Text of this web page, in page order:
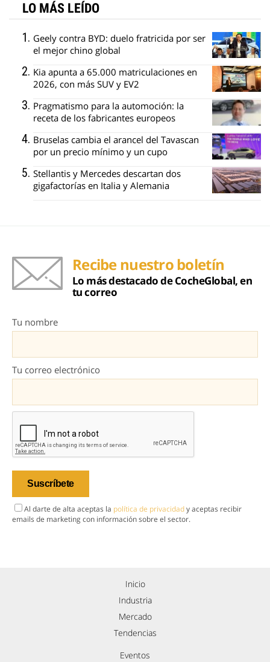
LO MÁS LEÍDO
Geely contra BYD: duelo fratricida por ser
el mejor chino global
Kia apunta a 65.000 matriculaciones en
2026, con más SUV y EV2
Pragmatismo para la automoción: la
receta de los fabricantes europeos
Bruselas cambia el arancel del Tavascan
por un precio mínimo y un cupo
Stellantis y Mercedes descartan dos
gigafactorías en Italia y Alemania
Recibe nuestro boletín
Lo más destacado de CocheGlobal, en
tu correo
Tu nombre
Tu correo electrónico
Al darte de alta aceptas la política de privacidady aceptas recibir
emails de marketing con información sobre el sector.
Inicio
Industria
Mercado
Tendencias
Eventos